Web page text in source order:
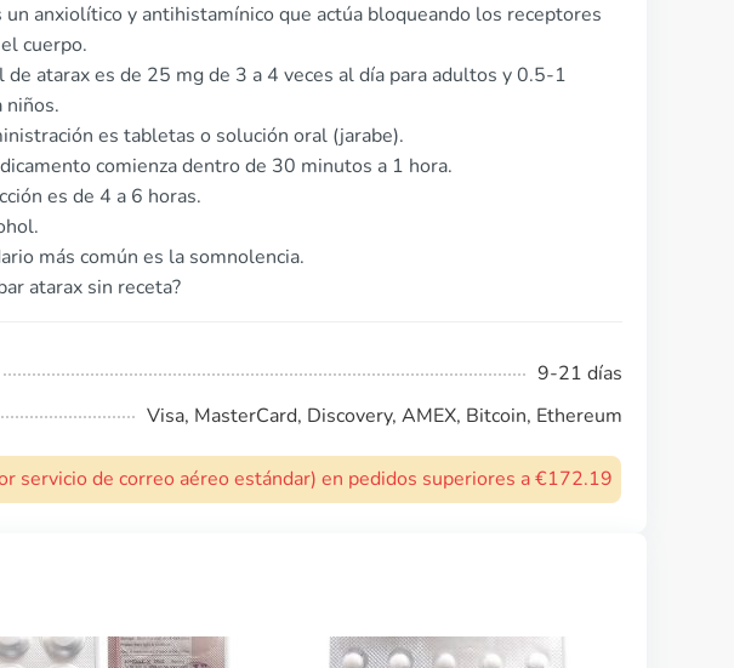
un anxiolítico y antihistamínico que actúa bloqueando los receptores
cuerpo.
de atarax es de 25 mg de 3 a 4 veces al día para adultos y 0.5-1
niños.
es tabletas o solución oral (jarabe).
comienza dentro de 30 minutos a 1 hora.
es de 4 a 6 horas.
más común es la somnolencia.
atarax sin receta?
9-21 días
Visa, MasterCard, Discovery, AMEX, Bitcoin, Ethereum
servicio de correo aéreo estándar) en pedidos superiores a €172.19